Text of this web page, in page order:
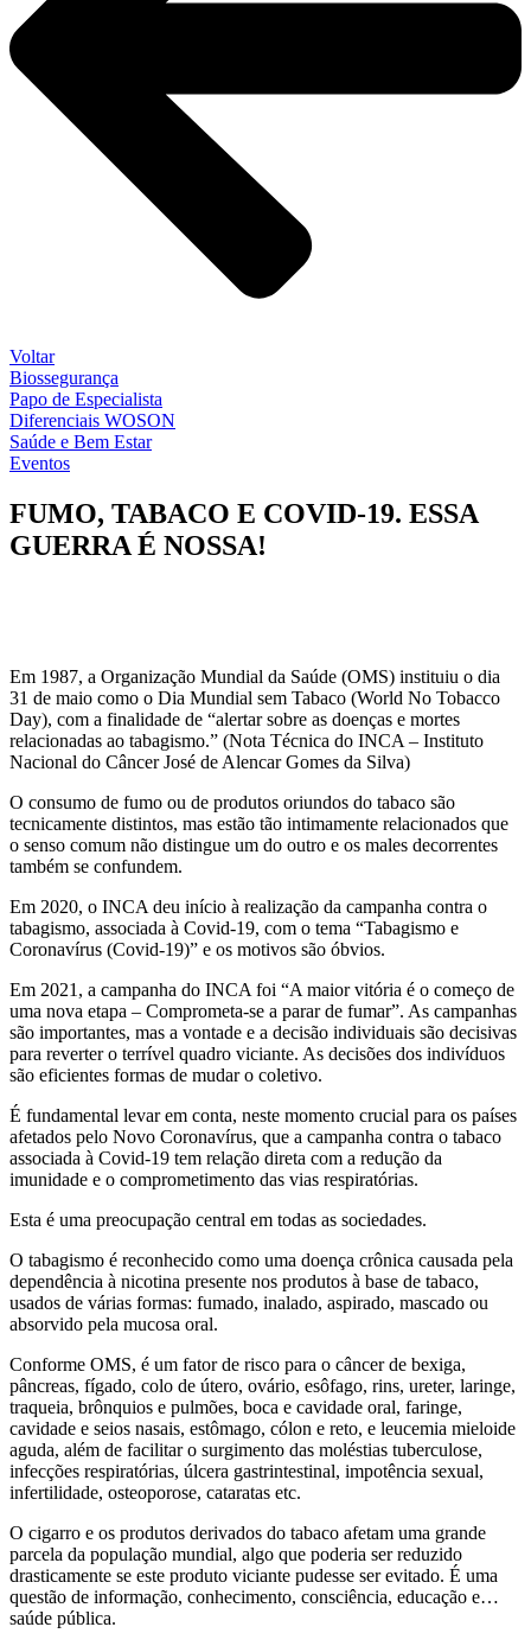
Voltar
Biossegurança
Papo de Especialista
Diferenciais WOSON
Saúde e Bem Estar
Eventos
FUMO, TABACO E COVID-19. ESSA
GUERRA É NOSSA!
Em 1987, a Organização Mundial da Saúde (OMS) instituiu o dia
31 de maio como o Dia Mundial sem Tabaco (World No Tobacco
Day), com a finalidade de “alertar sobre as doenças e mortes
relacionadas ao tabagismo.” (Nota Técnica do INCA – Instituto
Nacional do Câncer José de Alencar Gomes da Silva)
O consumo de fumo ou de produtos oriundos do tabaco são
tecnicamente distintos, mas estão tão intimamente relacionados que
o senso comum não distingue um do outro e os males decorrentes
também se confundem.
Em 2020, o INCA deu início à realização da campanha contra o
tabagismo, associada à Covid-19, com o tema “Tabagismo e
Coronavírus (Covid-19)” e os motivos são óbvios.
Em 2021, a campanha do INCA foi “A maior vitória é o começo de
uma nova etapa – Comprometa-se a parar de fumar”. As campanhas
são importantes, mas a vontade e a decisão individuais são decisivas
para reverter o terrível quadro viciante. As decisões dos indivíduos
são eficientes formas de mudar o coletivo.
É fundamental levar em conta, neste momento crucial para os países
afetados pelo Novo Coronavírus, que a campanha contra o tabaco
associada à Covid-19 tem relação direta com a redução da
imunidade e o comprometimento das vias respiratórias.
Esta é uma preocupação central em todas as sociedades.
O tabagismo é reconhecido como uma doença crônica causada pela
dependência à nicotina presente nos produtos à base de tabaco,
usados de várias formas: fumado, inalado, aspirado, mascado ou
absorvido pela mucosa oral.
Conforme OMS, é um fator de risco para o câncer de bexiga,
pâncreas, fígado, colo de útero, ovário, esôfago, rins, ureter, laringe,
traqueia, brônquios e pulmões, boca e cavidade oral, faringe,
cavidade e seios nasais, estômago, cólon e reto, e leucemia mieloide
aguda, além de facilitar o surgimento das moléstias tuberculose,
infecções respiratórias, úlcera gastrintestinal, impotência sexual,
infertilidade, osteoporose, cataratas etc.
O cigarro e os produtos derivados do tabaco afetam uma grande
parcela da população mundial, algo que poderia ser reduzido
drasticamente se este produto viciante pudesse ser evitado. É uma
questão de informação, conhecimento, consciência, educação e…
saúde pública.